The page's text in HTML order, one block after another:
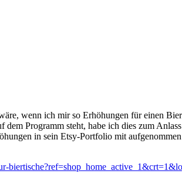
wenn ich mir so Erhöhungen für einen
Programm steht, habe ich dies zum
in sein Etsy-Portfolio mit